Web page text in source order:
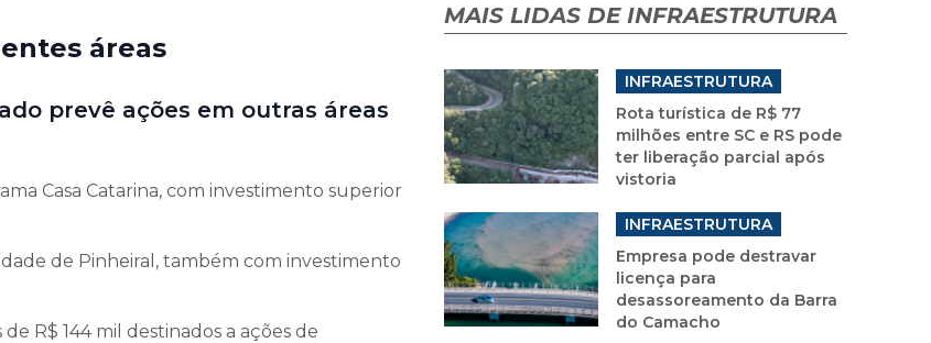
áreas
prevê ações em outras áreas
Casa Catarina, com investimento superior
de Pinheiral, também com investimento
R$ 144 mil destinados a ações de
MAIS LIDAS DE INFRAESTRUTURA
INFRAESTRUTURA
Rota turística de R$ 77
milhões entre SC e RS pode
ter liberação parcial após
vistoria
INFRAESTRUTURA
Empresa pode destravar
licença para
desassoreamento da Barra
do Camacho